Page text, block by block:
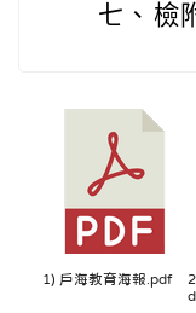
七、 檢
1) 戶海教育海報.pdf